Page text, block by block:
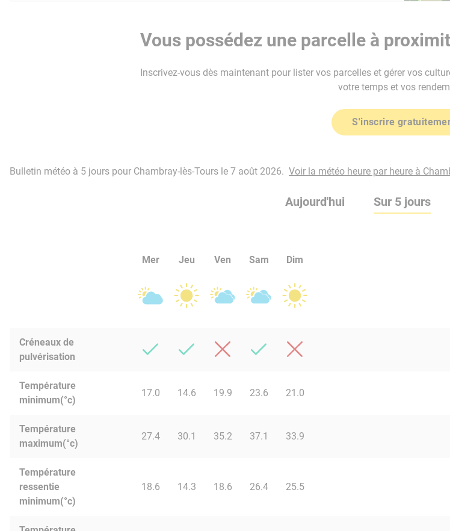
Vous possédez une parcelle à
Inscrivez-vous dès maintenant pour lister vos parcelles et gérer vos
votre temps et vos
S'inscrire
Bulletin météo à 5 jours pour Chambray-lès-Tours le 7 août 2026. Voir la météo heure par heure à
Aujourd'hui Sur 5 jours
Mer Jeu Ven Sam Dim
Créneaux de
pulvérisation
Température
minimum(°c)
17.0 14.6 19.9 23.6 21.0
Température
maximum(°c)
27.4 30.1 35.2 37.1 33.9
Température
ressentie
minimum(°c)
18.6 14.3 18.6 26.4 25.5